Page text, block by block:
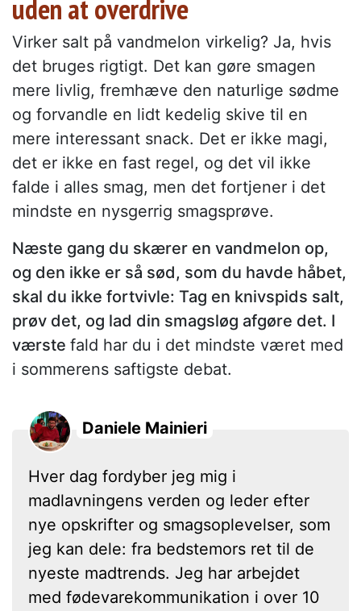
uden at overdrive
Virker salt på vandmelon virkelig? Ja, hvis
det bruges rigtigt. Det kan gøre smagen
mere livlig, fremhæve den naturlige sødme
og forvandle en lidt kedelig skive til en
mere interessant snack. Det er ikke magi,
det er ikke en fast regel, og det vil ikke
falde i alles smag, men det fortjener i det
mindste en nysgerrig smagsprøve.
Næste gang du skærer en vandmelon op,
og den ikke er så sød, som du havde håbet,
skal du ikke fortvivle: Tag en knivspids salt,
prøv det, og lad din smagsløg afgøre det. I
værste fald har du i det mindste været med
i sommerens saftigste debat.
Daniele Mainieri
Hver dag fordyber jeg mig i
madlavningens verden og leder efter
nye opskrifter og smagsoplevelser, som
jeg kan dele: fra bedstemors ret til de
nyeste madtrends. Jeg har arbejdet
med fødevarekommunikation i over 10